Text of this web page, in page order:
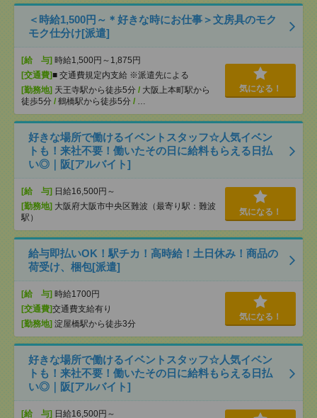
＜時給1,500円～＊好きな時にお仕事＞文房具のモク
モク仕分け[派遣]
[給 与] 時給1,500円～1,875円
[交通費]■ 交通費規定内支給 ※派遣先による
[勤務地] 天王寺駅から徒歩5分 / 大阪上本町駅から
徒歩5分 / 鶴橋駅から徒歩5分 / …
気になる！
好きな場所で働けるイベントスタッフ☆人気イベン
トも！来社不要！働いたその日に給料もらえる日払
い◎｜阪[アルバイト]
[給 与] 日給16,500円～
[勤務地] 大阪府大阪市中央区難波（最寄り駅：難波
駅）
気になる！
給与即払いOK！駅チカ！高時給！土日休み！商品の
荷受け、梱包[派遣]
[給 与] 時給1700円
[交通費]交通費支給有り
[勤務地] 淀屋橋駅から徒歩3分
気になる！
好きな場所で働けるイベントスタッフ☆人気イベン
トも！来社不要！働いたその日に給料もらえる日払
い◎｜阪[アルバイト]
[給 与] 日給16,500円～